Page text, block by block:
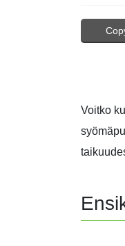
Voitko